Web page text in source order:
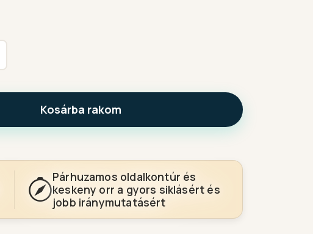
Kosárba rakom
Párhuzamos oldalkontúr és
keskeny orr a gyors siklásért és
jobb iránymutatásért